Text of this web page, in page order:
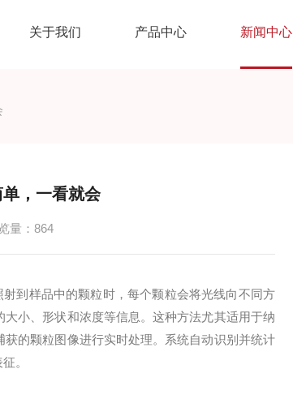
关于我们 产品中心 新闻中心
，一看就会
量：864
到样品中的颗粒时，每个颗粒会将光线向不同方
小、形状和浓度等信息。这种方法尤其适用于纳
的颗粒图像进行实时处理。系统自动识别并统计
。